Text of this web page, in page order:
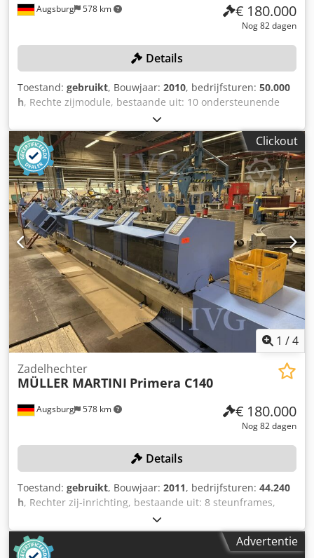
Augsburg 578 km € 180.000
Nog 82 dagen
Details
Toestand: gebruikt, Bouwjaar: 2010, bedrijfsturen: 50.000
h, Rechte zijmodule, bestaande uit: 10 ondersteunende
elementen, waarvan 4 verlengd, 6 invoerelementen
(waarvan 4 met een ‘streamfeeder’ en verlengingen voor de
stangeninvoer), 1 vouwinvoerelement, 1 lijm-
invoerelement, 1 nietstation met controle op de eerste en
laatste vel en op de nietjes, 1 trimmer met snijcontrole
(SEMKO), zijdelingse diktecontrole, schuine
boogcontrole/overhangcontrole, optische boogcontrole
(ASIR, inclusief barcode), 1 omdraaiband, 1 adresseertafel,
1 kruisligger (Robusto), 4 afwikkelsystemen (EASYDRUM,
voor rollen van 45 kg), 1 kar voor het verplaatsen van de
invoerelementen (voor het omzetten tussen invoer van
stapels en platliggende stapels). Credpezqzbbofx Alaef
Clickout
1 /4
Augsburg 578 km
Zadelhechter
MÜLLER MARTINI Primera C140
€ 180.000
Nog 82 dagen
Details
Toestand: gebruikt, Bouwjaar: 2011, bedrijfsturen: 44.240
h, Rechter zij-inrichting, bestaande uit: 8 steunframes,
waarvan 4 verlengd, 6 invoerapparaten (waarvan 4
stroominvoersystemen met verlengingen voor de
staafinrichting), 1 vouwinvoerinrichting, 1
Advertentie